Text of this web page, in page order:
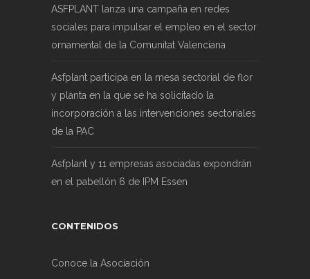
ASFPLANT lanza una campaña en redes
sociales para impulsar el empleo en el sector
ornamental de la Comunitat Valenciana
Asfplant participa en la mesa sectorial de flor
y planta en la que se ha solicitado la
incorporación a las intervenciones sectoriales
de la PAC
Asfplant y 11 empresas asociadas expondrán
en el pabellón 6 de IPM Essen
CONTENIDOS
Conoce la Asociación